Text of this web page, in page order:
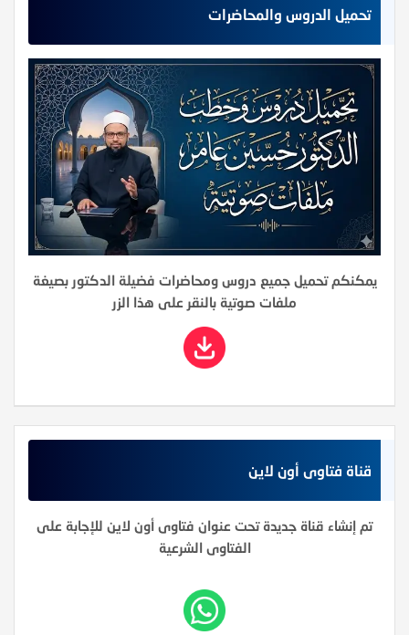
تحميل الدروس والمحاضرات
يمكنكم تحميل جميع دروس ومحاضرات فضيلة الدكتور بصيغة
ملفات صوتية بالنقر على هذا الزر
قناة فتاوى أون لاين
تم إنشاء قناة جديدة تحت عنوان فتاوى أون لاين للإجابة على
الفتاوى الشرعية